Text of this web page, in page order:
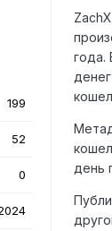
199
52
0
года.
день